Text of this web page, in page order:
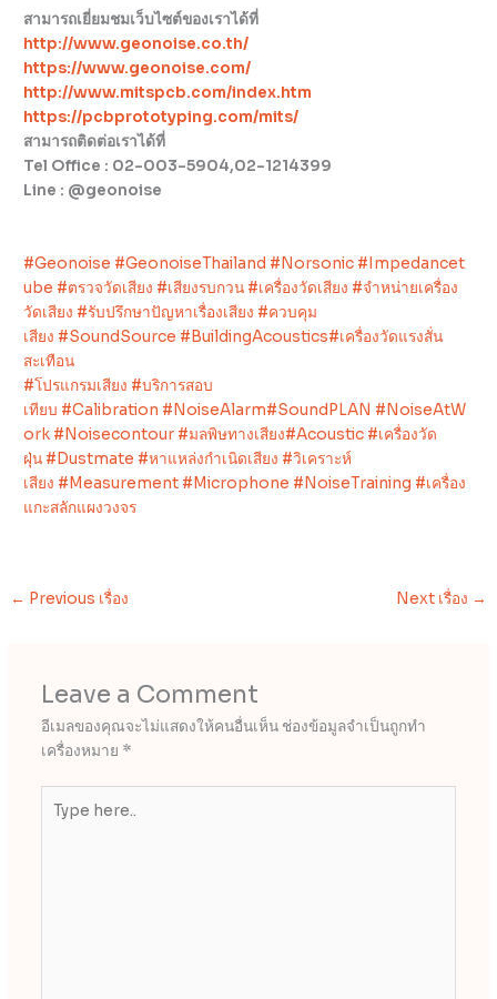
สามารถเยี่ยมชมเว็บไซต์ของเราได้ที่
http://www.geonoise.co.th/
https://www.geonoise.com/
http://www.mitspcb.com/index.htm
https://pcbprototyping.com/mits/
สามารถติดต่อเราได้ที่
Tel Office : 02-003-5904,02-1214399
Line : @geonoise
#Geonoise #GeonoiseThailand #Norsonic #Impedancet
ube #ตรวจวัดเสียง #เสียงรบกวน #เครื่องวัดเสียง #จำหน่ายเครื่อง
วัดเสียง #รับปรึกษาปัญหาเรื่องเสียง #ควบคุม
เสียง #SoundSource #BuildingAcoustics#เครื่องวัดแรงสั่น
สะเทือน
#โปรแกรมเสียง #บริการสอบ
เทียบ #Calibration #NoiseAlarm#SoundPLAN #NoiseAtW
ork #Noisecontour #มลพิษทางเสียง#Acoustic #เครื่องวัด
ฝุ่น #Dustmate #หาแหล่งกำเนิดเสียง #วิเคราะห์
เสียง #Measurement #Microphone #NoiseTraining #เครื่อง
แกะสลักแผงวงจร
← Previous เรื่อง Next เรื่อง →
Leave a Comment
อีเมลของคุณจะไม่แสดงให้คนอื่นเห็น ช่องข้อมูลจำเป็นถูกทำ
เครื่องหมาย *
here..